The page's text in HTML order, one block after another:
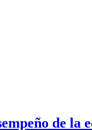
de la